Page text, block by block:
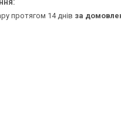
протягом 14 днів за